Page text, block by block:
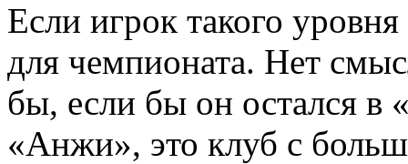
Если игрок такого
для чемпионата. Нет
бы, если бы он остался в
«Анжи», это клуб с